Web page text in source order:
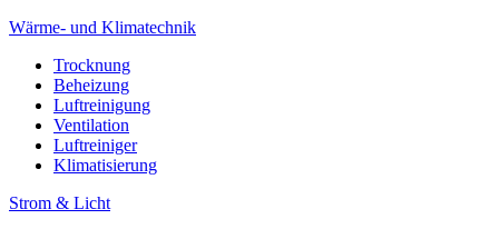
Wärme- und Klimatechnik
Trocknung
Beheizung
Luftreinigung
Ventilation
Luftreiniger
Klimatisierung
Strom & Licht